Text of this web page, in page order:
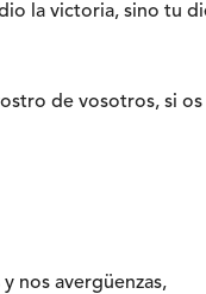
la victoria, sino tu
de vosotros, si
nos avergüenzas,